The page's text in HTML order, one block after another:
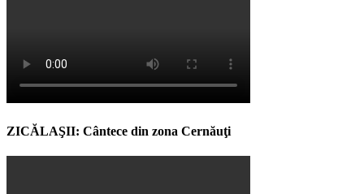
ZICĂLAŞII: Cântece din zona Cernăuţi